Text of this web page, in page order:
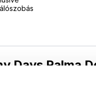
Days Palma